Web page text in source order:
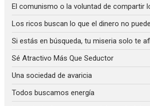
El comunismo o la voluntad de compartir
Los ricos buscan lo que el dinero no
Si estás en búsqueda, tu miseria solo te
Sé Atractivo Más Que Seductor
Una sociedad de avaricia
Todos buscamos energía